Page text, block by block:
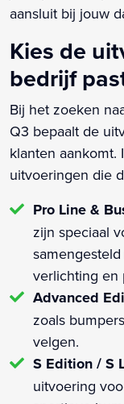
aansluit bij jouw
Kies de
bedrijf
Bij het zoeken
Q3 bepaalt de
klanten aankomt.
uitvoeringen die
Pro Line &
zijn speciaal
verlichting en
Advanced
zoals
velgen.
S Edition / S
uitvoering